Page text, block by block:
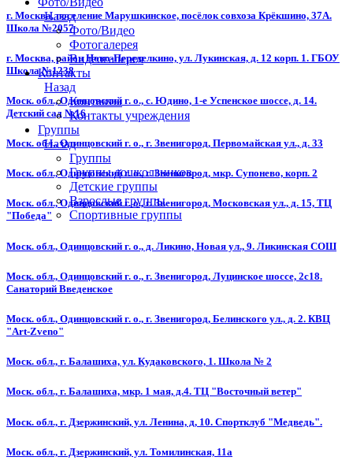
Назад
Фото/Видео
Фотогалерея
Видеогалерея
Контакты
Назад
Контакты
Контакты учреждения
Группы
Назад
Группы
Группы дошкольников
Детские группы
Взрослые группы
Спортивные группы
г. Москва, поселение Марушкинское, посёлок совхоза Крёкшино, 37А.
Школа №2057
г. Москва, район Ново-Переделкино, ул. Лукинская, д. 12 корп. 1. ГБОУ
Школа №1238
Моск. обл., Одинцовский г. о., с. Юдино, 1-е Успенское шоссе, д. 14.
Детский сад №16
Моск. обл., Одинцовский г. о., г. Звенигород, Первомайская ул., д. 33
Моск. обл., Одинцовский г. о., г. Звенигород, мкр. Супонево, корп. 2
Моск. обл., Одинцовский г. о., г. Звенигород, Московская ул., д. 15, ТЦ
"Победа"
Моск. обл., Одинцовский г. о., д. Ликино, Новая ул., 9. Ликинская СОШ
Моск. обл., Одинцовский г. о., г. Звенигород, Луцинское шоссе, 2с18.
Санаторий Введенское
Моск. обл., Одинцовский г. о., г. Звенигород, Белинского ул., д. 2. КВЦ
"Art-Zveno"
Моск. обл., г. Балашиха, ул. Кудаковского, 1. Школа № 2
Моск. обл., г. Балашиха, мкр. 1 мая, д.4. ТЦ "Восточный ветер"
Моск. обл., г. Дзержинский, ул. Ленина, д, 10. Спортклуб "Медведь".
Моск. обл., г. Дзержинский, ул. Томилинская, 11а